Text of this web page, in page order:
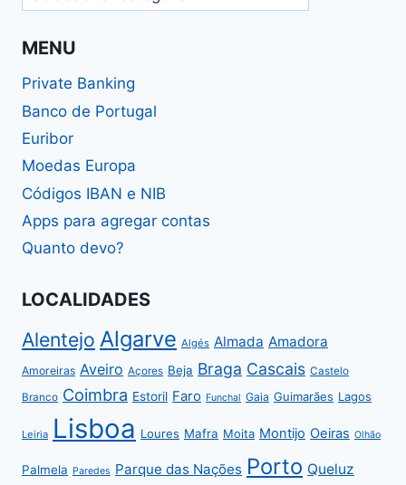
MENU
Private Banking
Banco de Portugal
Euribor
Moedas Europa
Códigos IBAN e NIB
Apps para agregar contas
Quanto devo?
LOCALIDADES
Alentejo Algarve Algés Almada Amadora
Amoreiras Aveiro Açores Beja Braga Cascais Castelo
Branco Coimbra Estoril Faro Funchal Gaia Guimarães Lagos
Leiria Lisboa Loures Mafra Moita Montijo Oeiras Olhão
Palmela Paredes Parque das Nações Porto Queluz